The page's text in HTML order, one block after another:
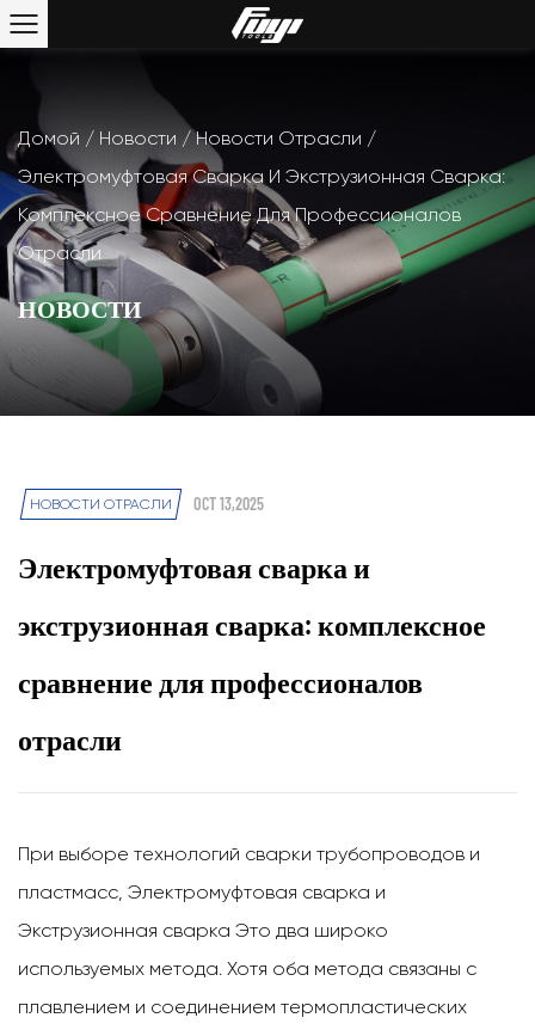
Домой / Новости /Новости Отрасли /
Электромуфтовая Сварка И Экструзионная Сварка:
Комплексное Сравнение Для Профессионалов
Отрасли
НОВОСТИ
НОВОСТИ ОТРАСЛИ OCT 13,2025
Электромуфтовая сварка и
экструзионная сварка: комплексное
сравнение для профессионалов
отрасли
При выборе технологий сварки трубопроводов и
пластмасс, Электромуфтовая сварка и
Экструзионная сварка Это два широко
используемых метода. Хотя оба метода связаны с
плавлением и соединением термопластических